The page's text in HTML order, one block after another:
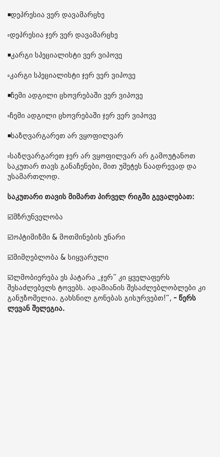
◾️დეპრესია ვერ დავამარცხე
▫️დეპრესია ჯერ ვერ დავამარცხე
◾️კარგი სპეციალისტი ვერ ვიპოვე
▫️კარგი სპეციალისტი ჯერ ვერ ვიპოვე
◾️ჩემი ადგილი ცხოვრებაში ვერ ვიპოვე
▫️ჩემი ადგილი ცხოვრებაში ჯერ ვერ ვიპოვე
◾️საზღვარგარეთ არ ვყოფილვარ
▫️საზღვარგარეთ ჯერ არ ვყოფილვარ არ გამოუტანოთ
საკუთარ თავს განაჩენები, მით უმეტეს ნაადრევად და
უსამართლოდ.
საკუთარი თავის მიმართ პირველ რიგში გევალებათ:
☑️მზრუნველობა
☑️ოპტიმიზმი & მოთმინების უნარი
☑️მიმღებლობა & სიყვარული
☑️ლმობიერება ეს პატარა „ჯერ” კი ყველაფერს
შესაძლებელს ტოვებს. ადამიანის შესაძლებლობლები კი
განუზომელია. გახსნილ გონებას გისურვებთ!“, - წერს
ლევან შელეგია.